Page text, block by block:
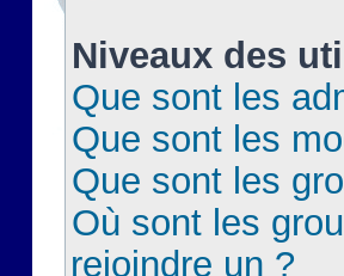
Niveaux des
Que sont les
Que sont les
Que sont les
Où sont les
rejoindre un ?